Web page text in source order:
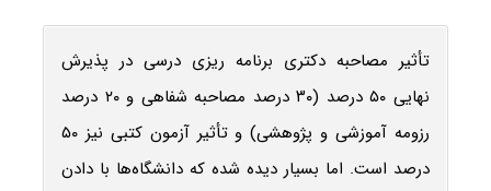
تأثیر مصاحبه دکتری برنامه ‌ریزی درسی در پذیرش
نهایی ۵۰ درصد (۳۰ درصد مصاحبه شفاهی و ۲۰ درصد
رزومه آموزشی و پژوهشی) و تأثیر آزمون کتبی نیز ۵۰
درصد است. اما بسیار دیده شده که دانشگاه‌ها با دادن